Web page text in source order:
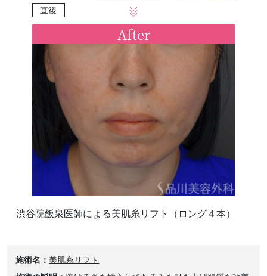
直後
After
渋谷院飯泉医師による美肌糸リフト（ロング４本）
施術名
美肌糸リフト